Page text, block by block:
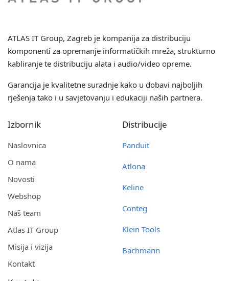
ATLAS IT Group, Zagreb je kompanija za distribuciju
komponenti za opremanje informatičkih mreža, strukturno
kabliranje te distribuciju alata i audio/video opreme.
Garancija je kvalitetne suradnje kako u dobavi najboljih
rješenja tako i u savjetovanju i edukaciji naših partnera.
Izbornik
Naslovnica
O nama
Novosti
Webshop
Naš team
Atlas IT Group
Misija i vizija
Kontakt
Distribucije
Panduit
Atlona
Keline
Conteg
Klein Tools
Bachmann